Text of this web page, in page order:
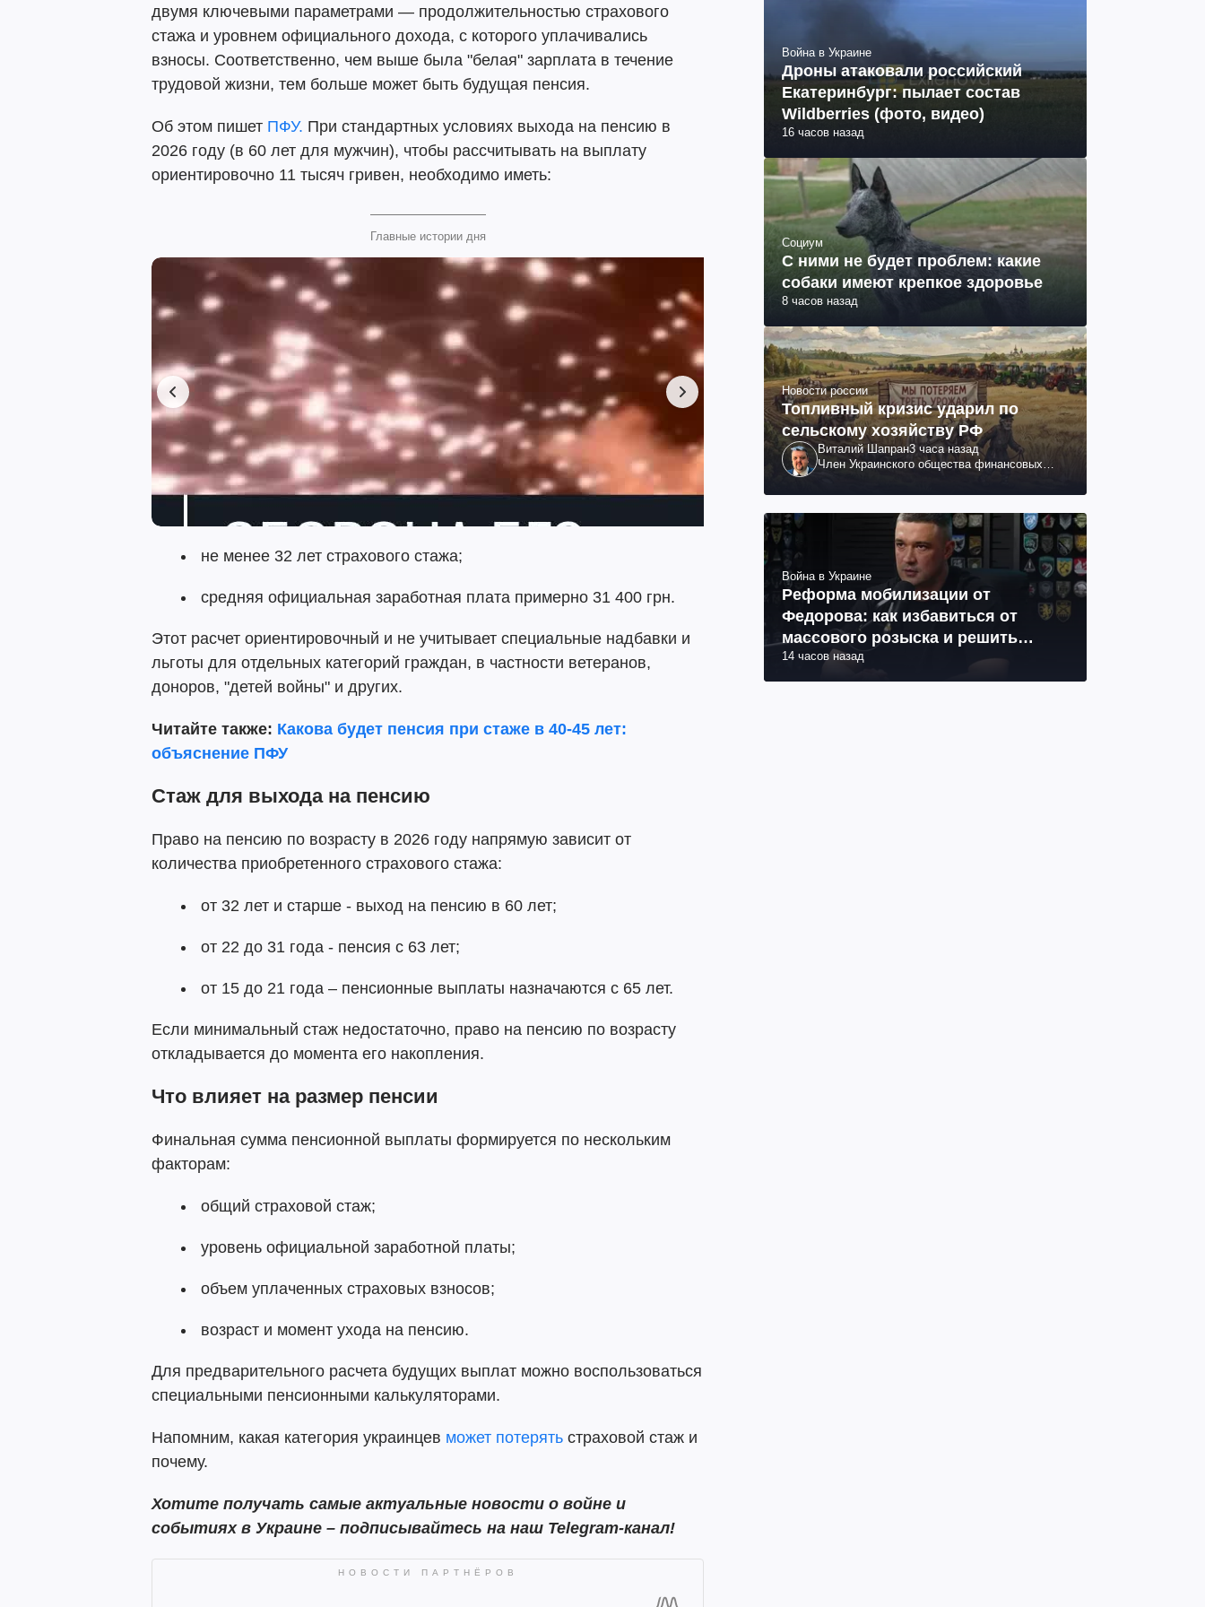
двумя ключевыми параметрами — продолжительностью страхового
стажа и уровнем официального дохода, с которого уплачивались
взносы. Соответственно, чем выше была "белая" зарплата в течение
трудовой жизни, тем больше может быть будущая пенсия.
Об этом пишет ПФУ. При стандартных условиях выхода на пенсию в
2026 году (в 60 лет для мужчин), чтобы рассчитывать на выплату
ориентировочно 11 тысяч гривен, необходимо иметь:
Главные истории дня
не менее 32 лет страхового стажа;
средняя официальная заработная плата примерно 31 400 грн.
Этот расчет ориентировочный и не учитывает специальные надбавки и
льготы для отдельных категорий граждан, в частности ветеранов,
доноров, "детей войны" и других.
Читайте также: Какова будет пенсия при стаже в 40-45 лет:
объяснение ПФУ
Стаж для выхода на пенсию
Право на пенсию по возрасту в 2026 году напрямую зависит от
количества приобретенного страхового стажа:
от 32 лет и старше - выход на пенсию в 60 лет;
от 22 до 31 года - пенсия с 63 лет;
от 15 до 21 года – пенсионные выплаты назначаются с 65 лет.
Если минимальный стаж недостаточно, право на пенсию по возрасту
откладывается до момента его накопления.
Что влияет на размер пенсии
Финальная сумма пенсионной выплаты формируется по нескольким
факторам:
общий страховой стаж;
уровень официальной заработной платы;
объем уплаченных страховых взносов;
возраст и момент ухода на пенсию.
Для предварительного расчета будущих выплат можно воспользоваться
специальными пенсионными калькуляторами.
Напомним, какая категория украинцев может потерять страховой стаж и
почему.
Хотите получать самые актуальные новости о войне и
событиях в Украине – подписывайтесь на наш Telegram-канал!
Война в Украине
Дроны атаковали российский
Екатеринбург: пылает состав
Wildberries (фото, видео)
16 часов назад
Социум
С ними не будет проблем: какие
собаки имеют крепкое здоровье
8 часов назад
Новости россии
Топливный кризис ударил по
сельскому хозяйству РФ
Виталий Шапран3 часа назад
Член Украинского общества финансовых
Война в Украине
Реформа мобилизации от
Федорова: как избавиться от
массового розыска и решить
проблему СОЧ
14 часов назад